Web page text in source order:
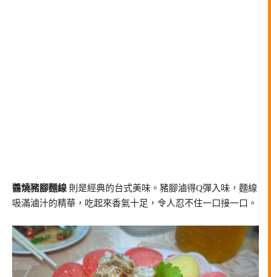
醬燒豬腳麵線 則是經典的台式美味。豬腳滷得Q彈入味，麵線
吸滿滷汁的精華，吃起來香氣十足，令人忍不住一口接一口。